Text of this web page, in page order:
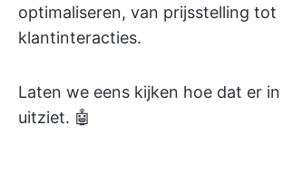
optimaliseren, van prijsstelling tot
klantinteracties.
Laten we eens kijken hoe dat er
uitziet. 🤖